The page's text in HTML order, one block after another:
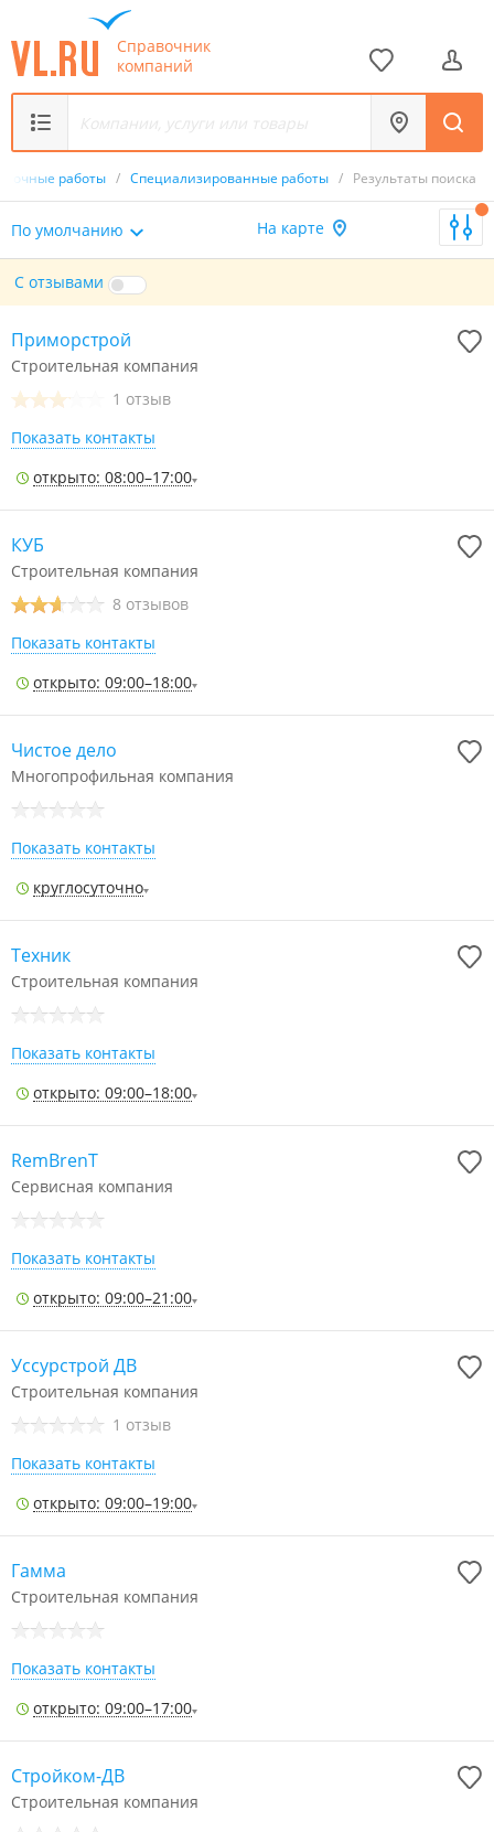
Справочник
компаний
работы / Специализированные работы / Результаты поиска
По умолчанию На карте
С отзывами
Приморстрой
Строительная компания
1 отзыв
Показать контакты
открыто: 08:00–17:00
КУБ
Строительная компания
8 отзывов
Показать контакты
открыто: 09:00–18:00
Чистое дело
Многопрофильная компания
Показать контакты
круглосуточно
Техник
Строительная компания
Показать контакты
открыто: 09:00–18:00
RemBrenT
Сервисная компания
Показать контакты
открыто: 09:00–21:00
Уссурстрой ДВ
Строительная компания
1 отзыв
Показать контакты
открыто: 09:00–19:00
Гамма
Строительная компания
Показать контакты
открыто: 09:00–17:00
Стройком-ДВ
Строительная компания